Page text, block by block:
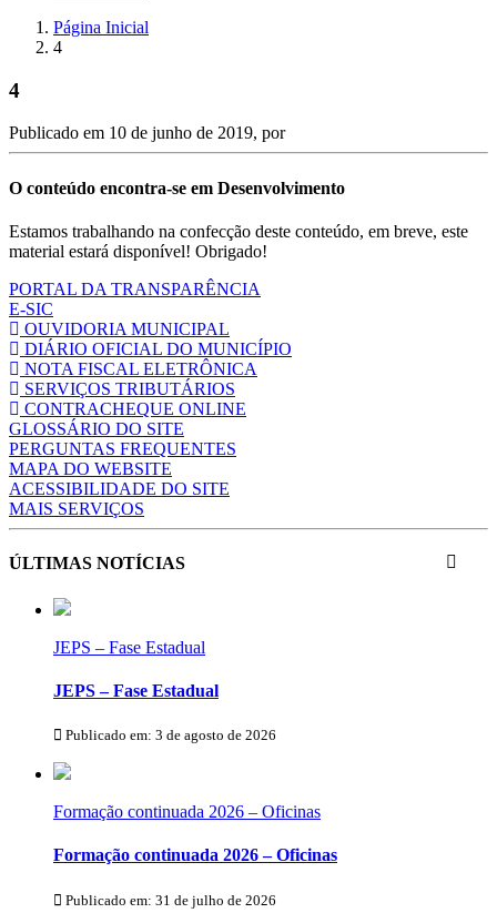
Página Inicial
4
4
Publicado em 10 de junho de 2019, por
O conteúdo encontra-se em Desenvolvimento
Estamos trabalhando na confecção deste conteúdo, em breve, este
material estará disponível! Obrigado!
PORTAL DA TRANSPARÊNCIA
E-SIC
OUVIDORIA MUNICIPAL
DIÁRIO OFICIAL DO MUNICÍPIO
NOTA FISCAL ELETRÔNICA
SERVIÇOS TRIBUTÁRIOS
CONTRACHEQUE ONLINE
GLOSSÁRIO DO SITE
PERGUNTAS FREQUENTES
MAPA DO WEBSITE
ACESSIBILIDADE DO SITE
MAIS SERVIÇOS
ÚLTIMAS NOTÍCIAS
JEPS – Fase Estadual
JEPS – Fase Estadual
Publicado em: 3 de agosto de 2026
Formação continuada 2026 – Oficinas
Formação continuada 2026 – Oficinas
Publicado em: 31 de julho de 2026